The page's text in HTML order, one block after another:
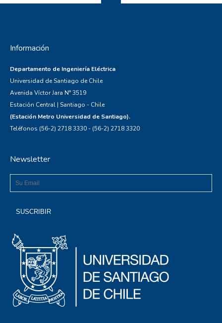
Información
Departamento de Ingeniería Eléctrica
Universidad de Santiago de Chile
Avenida Víctor Jara N° 3519
Estación Central | Santiago - Chile
(Estación Metro Universidad de Santiago).
Teléfonos (56-2) 2718 3330 - (56-2) 2718 3320
Newsletter